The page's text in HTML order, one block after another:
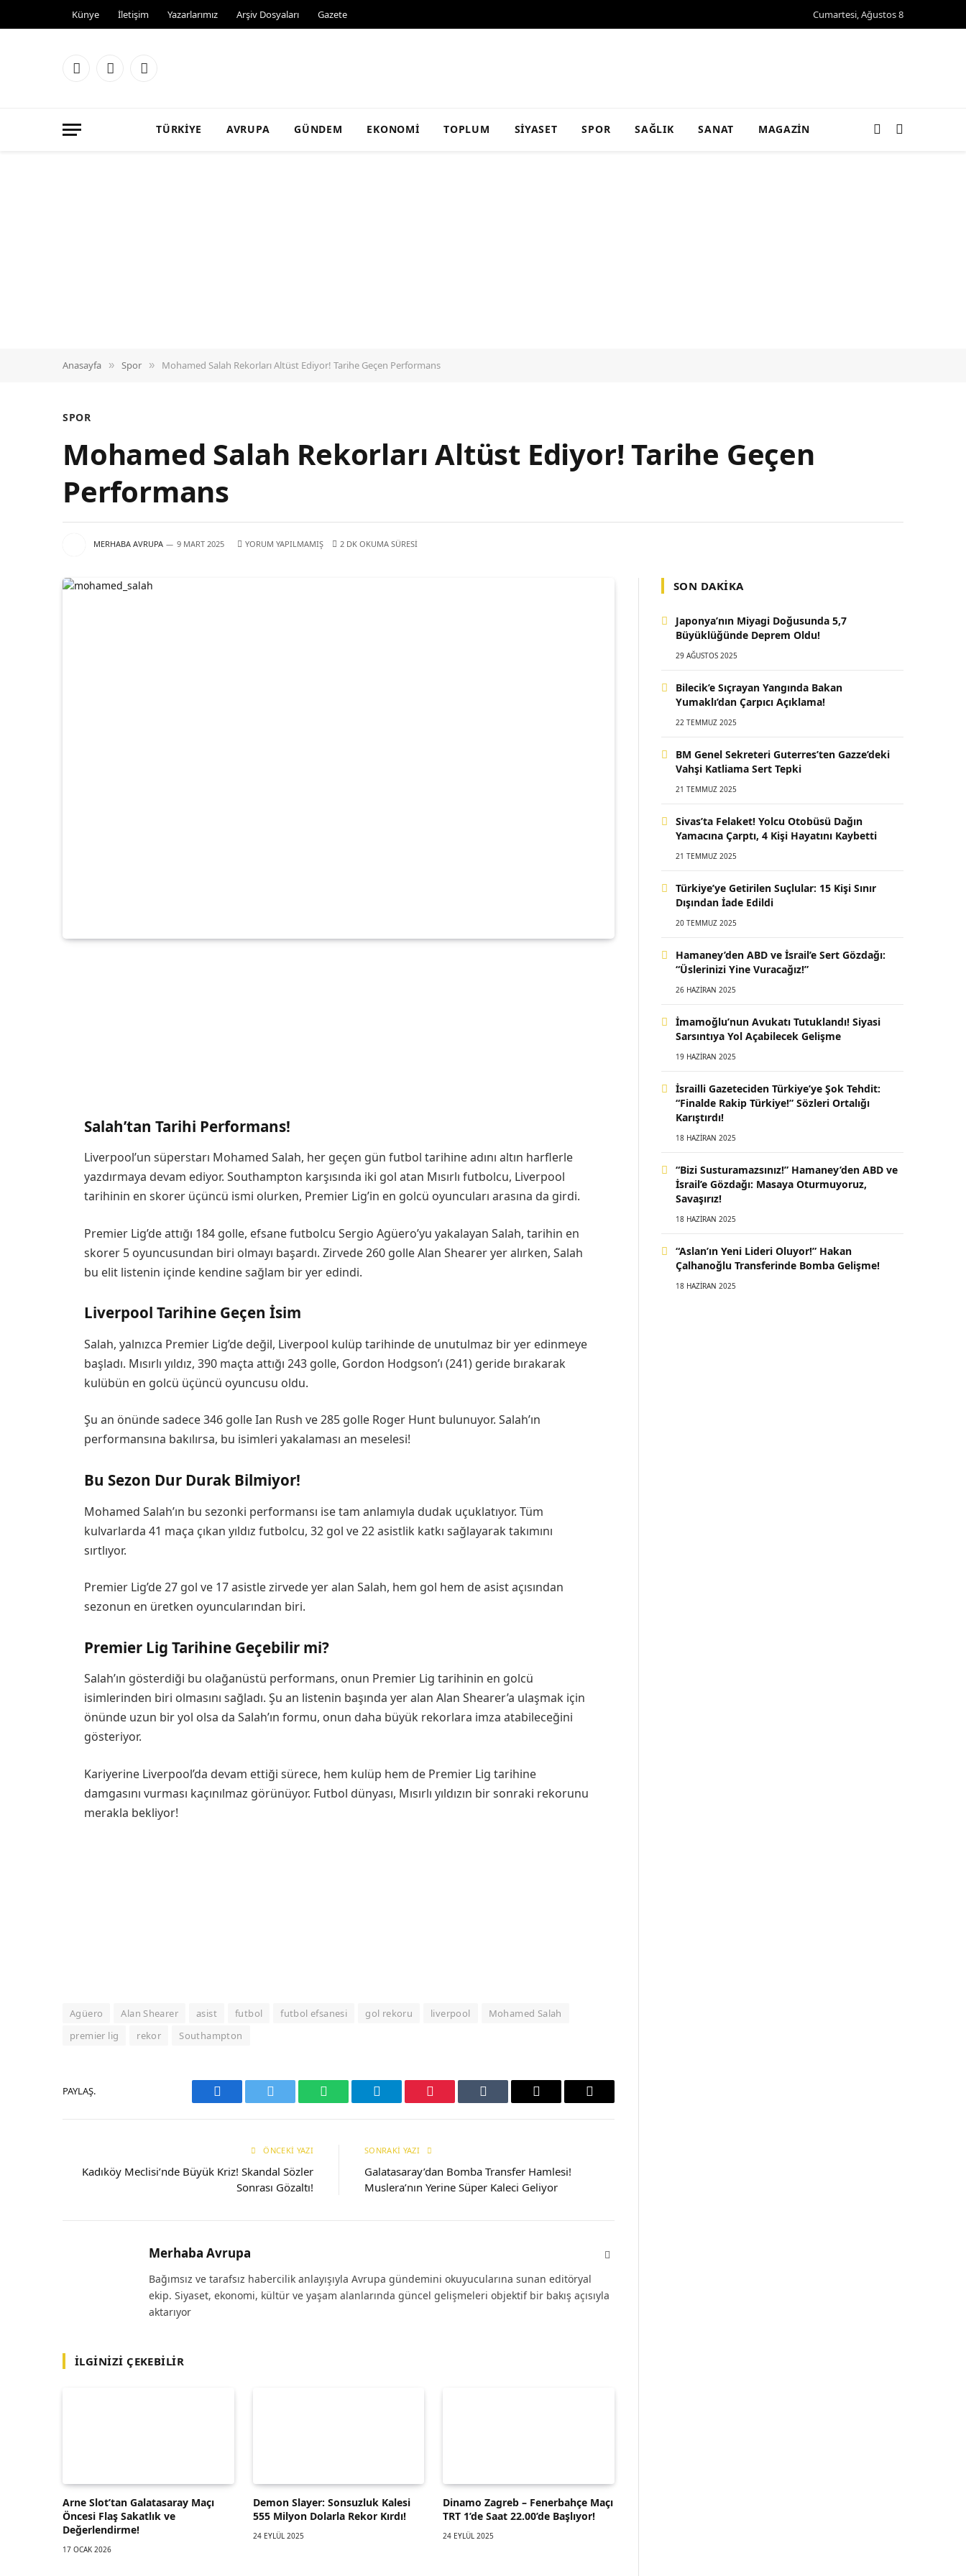
Künye İletişim Yazarlarımız Arşiv Dosyaları Gazete Cumartesi, Ağustos 8
Facebook
X
Instagram
TÜRKIYE AVRUPA GÜNDEM EKONOMI TOPLUM SIYASET SPOR SAĞLIK SANAT MAGAZIN
Anasayfa » Spor » Mohamed Salah Rekorları Altüst Ediyor! Tarihe Geçen Performans
SPOR
Mohamed Salah Rekorları Altüst Ediyor! Tarihe Geçen
Performans
MERHABA AVRUPA 9 MART 2025 YORUM YAPILMAMIŞ 2 DK OKUMA SÜRESI
Salah’tan Tarihi Performans!
Liverpool’un süperstarı Mohamed Salah, her geçen gün futbol tarihine adını altın harflerle
yazdırmaya devam ediyor. Southampton karşısında iki gol atan Mısırlı futbolcu, Liverpool
tarihinin en skorer üçüncü ismi olurken, Premier Lig’in en golcü oyuncuları arasına da girdi.
Premier Lig’de attığı 184 golle, efsane futbolcu Sergio Agüero’yu yakalayan Salah, tarihin en
skorer 5 oyuncusundan biri olmayı başardı. Zirvede 260 golle Alan Shearer yer alırken, Salah
bu elit listenin içinde kendine sağlam bir yer edindi.
Liverpool Tarihine Geçen İsim
Salah, yalnızca Premier Lig’de değil, Liverpool kulüp tarihinde de unutulmaz bir yer edinmeye
başladı. Mısırlı yıldız, 390 maçta attığı 243 golle, Gordon Hodgson’ı (241) geride bırakarak
kulübün en golcü üçüncü oyuncusu oldu.
Şu an önünde sadece 346 golle Ian Rush ve 285 golle Roger Hunt bulunuyor. Salah’ın
performansına bakılırsa, bu isimleri yakalaması an meselesi!
Bu Sezon Dur Durak Bilmiyor!
Mohamed Salah’ın bu sezonki performansı ise tam anlamıyla dudak uçuklatıyor. Tüm
kulvarlarda 41 maça çıkan yıldız futbolcu, 32 gol ve 22 asistlik katkı sağlayarak takımını
sırtlıyor.
Premier Lig’de 27 gol ve 17 asistle zirvede yer alan Salah, hem gol hem de asist açısından
sezonun en üretken oyuncularından biri.
Premier Lig Tarihine Geçebilir mi?
Salah’ın gösterdiği bu olağanüstü performans, onun Premier Lig tarihinin en golcü
isimlerinden biri olmasını sağladı. Şu an listenin başında yer alan Alan Shearer’a ulaşmak için
önünde uzun bir yol olsa da Salah’ın formu, onun daha büyük rekorlara imza atabileceğini
gösteriyor.
Kariyerine Liverpool’da devam ettiği sürece, hem kulüp hem de Premier Lig tarihine
damgasını vurması kaçınılmaz görünüyor. Futbol dünyası, Mısırlı yıldızın bir sonraki rekorunu
merakla bekliyor!
Agüero Alan Shearer asist futbol futbol efsanesi gol rekoru liverpool
Mohamed Salah
premier lig
rekor Southampton
PAYLAŞ.
Facebook Twitter WhatsAppTelegram Pinterest Tumblr
E-
Copy
ÖNCEKI YAZI
Kadıköy Meclisi’nde Büyük Kriz! Skandal Sözler
Sonrası Gözaltı!
SONRAKI YAZI
Galatasaray’dan Bomba Transfer Hamlesi!
Muslera’nın Yerine Süper Kaleci Geliyor
Merhaba Avrupa
Bağımsız ve tarafsız habercilik anlayışıyla Avrupa gündemini okuyucularına sunan editöryal
ekip. Siyaset, ekonomi, kültür ve yaşam alanlarında güncel gelişmeleri objektif bir bakış açısıyla
aktarıyor
İLGINIZI ÇEKEBILIR
Arne Slot’tan Galatasaray Maçı
Öncesi Flaş Sakatlık ve
Değerlendirme!
17 OCAK 2026
Demon Slayer: Sonsuzluk Kalesi
555 Milyon Dolarla Rekor Kırdı!
24 EYLÜL 2025
Dinamo Zagreb – Fenerbahçe Maçı
TRT 1’de Saat 22.00’de Başlıyor!
24 EYLÜL 2025
SON DAKIKA
Japonya’nın Miyagi Doğusunda 5,7
Büyüklüğünde Deprem Oldu!
29 AĞUSTOS 2025
Bilecik’e Sıçrayan Yangında Bakan
Yumaklı’dan Çarpıcı Açıklama!
22 TEMMUZ 2025
BM Genel Sekreteri Guterres’ten Gazze’deki
Vahşi Katliama Sert Tepki
21 TEMMUZ 2025
Sivas’ta Felaket! Yolcu Otobüsü Dağın
Yamacına Çarptı, 4 Kişi Hayatını Kaybetti
21 TEMMUZ 2025
Türkiye’ye Getirilen Suçlular: 15 Kişi Sınır
Dışından İade Edildi
20 TEMMUZ 2025
Hamaney’den ABD ve İsrail’e Sert Gözdağı:
“Üslerinizi Yine Vuracağız!”
26 HAZIRAN 2025
İmamoğlu’nun Avukatı Tutuklandı! Siyasi
Sarsıntıya Yol Açabilecek Gelişme
19 HAZIRAN 2025
İsrailli Gazeteciden Türkiye’ye Şok Tehdit:
“Finalde Rakip Türkiye!” Sözleri Ortalığı
Karıştırdı!
18 HAZIRAN 2025
“Bizi Susturamazsınız!” Hamaney’den ABD ve
İsrail’e Gözdağı: Masaya Oturmuyoruz,
Savaşırız!
18 HAZIRAN 2025
“Aslan’ın Yeni Lideri Oluyor!” Hakan
Çalhanoğlu Transferinde Bomba Gelişme!
18 HAZIRAN 2025